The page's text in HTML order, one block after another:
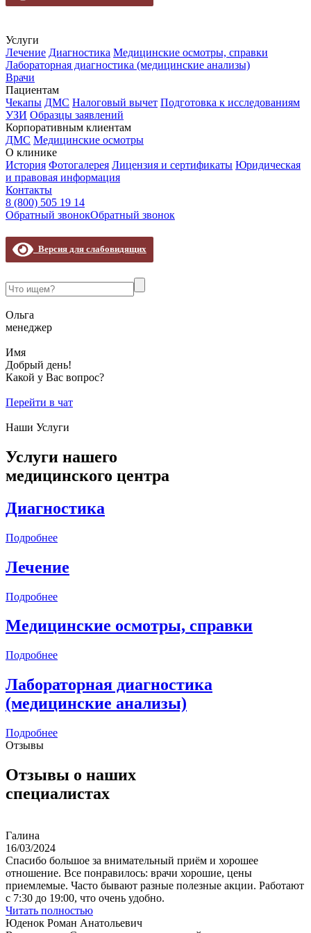
Услуги
Лечение Диагностика Медицинские осмотры, справки
Лабораторная диагностика (медицинские анализы)
Врачи
Пациентам
Чекапы ДМС Налоговый вычет Подготовка к исследованиям
УЗИ Образцы заявлений
Корпоративным клиентам
ДМС Медицинские осмотры
О клинике
История Фотогалерея Лицензия и сертификаты Юридическая
и правовая информация
Контакты
8 (800) 505 19 14
Обратный звонокОбратный звонок
Версия для слабовидящих
Ольга
менеджер
Имя
Добрый день!
Какой у Вас вопрос?
Перейти в чат
Наши Услуги
Услуги нашего
медицинского центра
Диагностика
Подробнее
Лечение
Подробнее
Медицинские осмотры, справки
Подробнее
Лабораторная диагностика
(медицинские анализы)
Подробнее
Отзывы
Отзывы о наших
специалистах
Галина
16/03/2024
Спасибо большое за внимательный приём и хорошее
отношение. Все понравилось: врачи хорошие, цены
приемлемые. Часто бывают разные полезные акции. Работают
с 7:30 до 19:00, что очень удобно.
Читать полностью
Юденок Роман Анатольевич